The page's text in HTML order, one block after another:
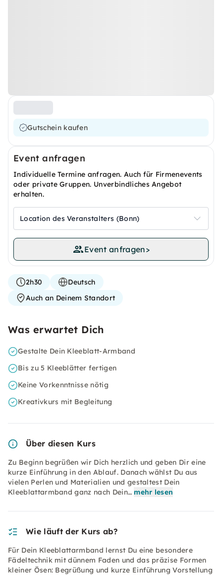
Gutschein kaufen
Event anfragen
Individuelle Termine anfragen. Auch für Firmenevents
oder private Gruppen. Unverbindliches Angebot
erhalten.
Location des Veranstalters (Bonn)
Event anfragen>
2h30
Deutsch
Auch an Deinem Standort
Was erwartet Dich
Gestalte Dein Kleeblatt-Armband
Bis zu 5 Kleeblätter fertigen
Keine Vorkenntnisse nötig
Kreativkurs mit Begleitung
Über diesen Kurs
Zu Beginn begrüßen wir Dich herzlich und geben Dir eine
kurze Einführung in den Ablauf. Danach wählst Du aus
vielen Perlen und Materialien und gestaltest Dein
Kleeblattarmband ganz nach Dein… mehr lesen
Wie läuft der Kurs ab?
Für Dein Kleeblattarmband lernst Du eine besondere
Fädeltechnik mit dünnem Faden und das präzise Formen
kleiner Ösen: Begrüßung und kurze Einführung Vorstellung